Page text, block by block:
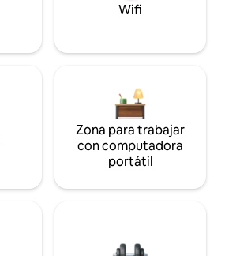
Wifi
Zona para trabajar
con computadora
portátil